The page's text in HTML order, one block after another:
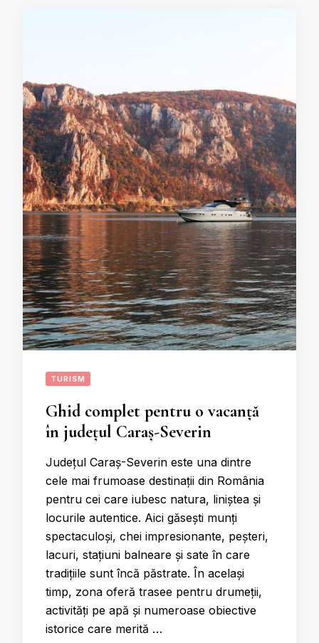
TURISM
Ghid complet pentru o vacanță
în județul Caraș-Severin
Județul Caraș-Severin este una dintre
cele mai frumoase destinații din România
pentru cei care iubesc natura, liniștea și
locurile autentice. Aici găsești munți
spectaculoși, chei impresionante, peșteri,
lacuri, stațiuni balneare și sate în care
tradițiile sunt încă păstrate. În același
timp, zona oferă trasee pentru drumeții,
activități pe apă și numeroase obiective
istorice care merită …